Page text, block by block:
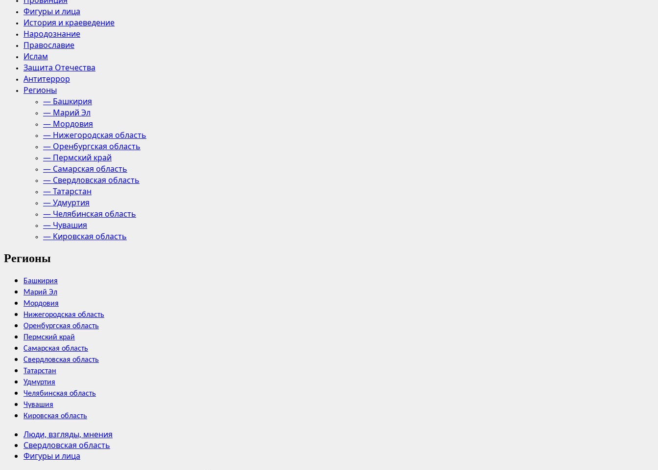
Фигуры и лица
История и краеведение
Народознание
Православие
Ислам
Защита Отечества
Антитеррор
Регионы
— Башкирия
— Марий Эл
— Мордовия
— Нижегородская область
— Оренбургская область
— Пермский край
— Самарская область
— Свердловская область
— Татарстан
— Удмуртия
— Челябинская область
— Чувашия
— Кировская область
Регионы
Башкирия
Марий Эл
Мордовия
Нижегородская область
Оренбургская область
Пермский край
Самарская область
Свердловская область
Татарстан
Удмуртия
Челябинская область
Чувашия
Кировская область
Люди, взгляды, мнения
Свердловская область
Фигуры и лица